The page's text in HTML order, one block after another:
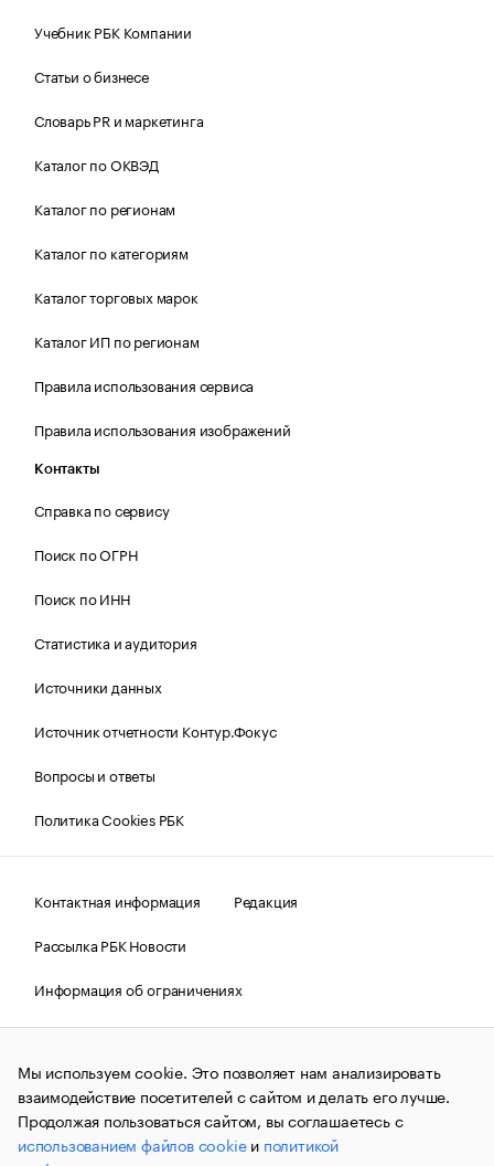
Учебник РБК Компании
Статьи о бизнесе
Словарь PR и маркетинга
Каталог по ОКВЭД
Каталог по регионам
Каталог по категориям
Каталог торговых марок
Каталог ИП по регионам
Правила использования сервиса
Правила использования изображений
Контакты
Справка по сервису
Поиск по ОГРН
Поиск по ИНН
Статистика и аудитория
Источники данных
Источник отчетности Контур.Фокус
Вопросы и ответы
Политика Cookies РБК
Контактная информация
Редакция
Рассылка РБК Новости
Информация об ограничениях
Правовая информация
О соблюдении авторских прав
© АО «РОСБИЗНЕСКОНСАЛТИНГ»,1995–2026.Сообщения
и материалы информационного агентства «РБК»
(зарегистрировано Федеральной службой по надзору в сфере
связи, информационных технологий и массовых
коммуникаций (Роскомнадзор) 09.12.2015 за номером ИА
Мы используем cookie. Это позволяет нам анализировать
взаимодействие посетителей с сайтом и делать его лучше.
Продолжая пользоваться сайтом, вы соглашаетесь с
использованием файлов cookieи политикой